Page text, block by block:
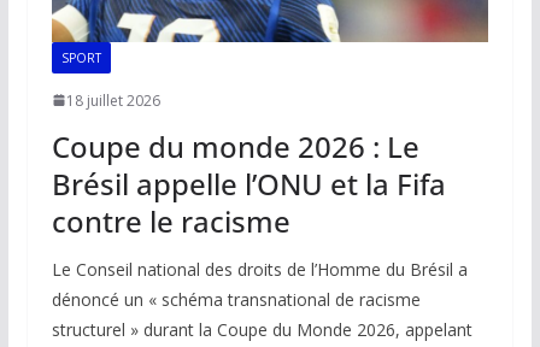
SPORT
18 juillet 2026
Coupe du monde 2026 : Le
Brésil appelle l’ONU et la Fifa
contre le racisme
Le Conseil national des droits de l’Homme du Brésil a
dénoncé un « schéma transnational de racisme
structurel » durant la Coupe du Monde 2026, appelant